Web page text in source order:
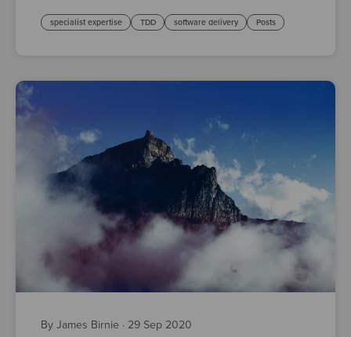
specialist expertise TDD software delivery Posts
By James Birnie · 29 Sep 2020